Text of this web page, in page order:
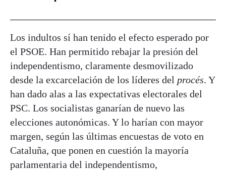
Los indultos sí han tenido el efecto esperado por
el PSOE. Han permitido rebajar la presión del
independentismo, claramente desmovilizado
desde la excarcelación de los líderes del procés. Y
han dado alas a las expectativas electorales del
PSC. Los socialistas ganarían de nuevo las
elecciones autonómicas. Y lo harían con mayor
margen, según las últimas encuestas de voto en
Cataluña, que ponen en cuestión la mayoría
parlamentaria del independentismo,